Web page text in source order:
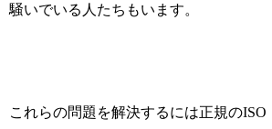
騒いでいる人たちもいます。
これらの問題を解決するには正規のISO